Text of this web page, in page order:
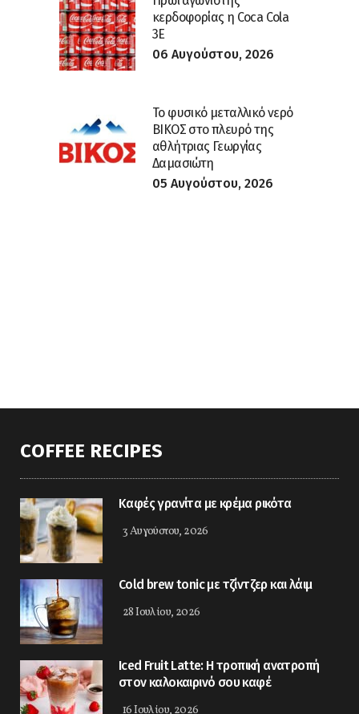
κερδοφορίας η Coca Cola
3E
06 Αυγούστου, 2026
Το φυσικό μεταλλικό νερό
ΒΙΚΟΣ στο πλευρό της
αθλήτριας Γεωργίας
Δαμασιώτη
05 Αυγούστου, 2026
COFFEE RECIPES
Καφές γρανίτα με κρέμα ρικότα
3 Αυγούστου, 2026
Cold brew tonic με τζίντζερ και λάιμ
28 Ιουλίου, 2026
Iced Fruit Latte: Η τροπική ανατροπή
στον καλοκαιρινό σου καφέ
16 Ιουλίου, 2026